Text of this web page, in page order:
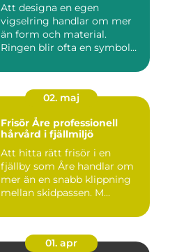
Att designa en egen
vigselring handlar om mer
än form och material.
Ringen blir ofta en symbol
02. maj
Frisör Åre professionell
hårvård i fjällmiljö
Att hitta rätt frisör i en
fjällby som Åre handlar om
mer än en snabb klippning
mellan skidpassen. M...
01. apr